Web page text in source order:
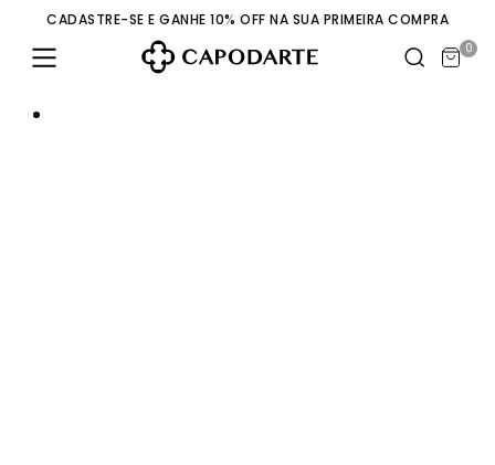
CADASTRE-SE E GANHE 10% OFF NA SUA PRIMEIRA COMPRA
0